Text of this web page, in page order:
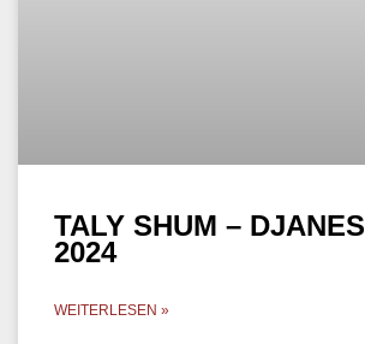
TALY SHUM –
2024
WEITERLESEN »